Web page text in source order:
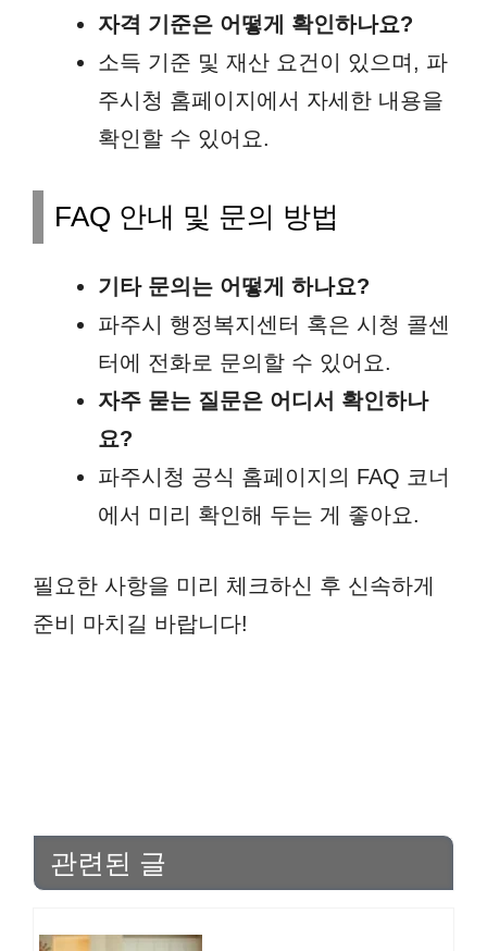
자격 기준은 어떻게 확인하나요?
소득 기준 및 재산 요건이 있으며, 파
주시청 홈페이지에서 자세한 내용을
확인할 수 있어요.
FAQ 안내 및 문의 방법
기타 문의는 어떻게 하나요?
파주시 행정복지센터 혹은 시청 콜센
터에 전화로 문의할 수 있어요.
자주 묻는 질문은 어디서 확인하나
요?
파주시청 공식 홈페이지의 FAQ 코너
에서 미리 확인해 두는 게 좋아요.
필요한 사항을 미리 체크하신 후 신속하게
준비 마치길 바랍니다!
관련된 글